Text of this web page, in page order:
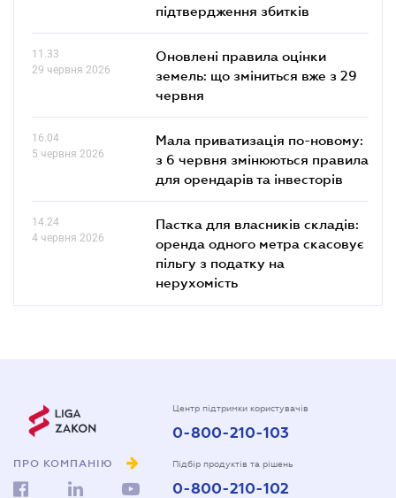
підтвердження збитків
11.33
29 червня 2026
Оновлені правила оцінки
земель: що зміниться вже з 29
червня
16.04
5 червня 2026
Мала приватизація по-новому:
з 6 червня змінюються правила
для орендарів та інвесторів
14.24
4 червня 2026
Пастка для власників складів:
оренда одного метра скасовує
пільгу з податку на
нерухомість
ПРО КОМПАНІЮ
Центр підтримки користувачів
0-800-210-103
Підбір продуктів та рішень
0-800-210-102